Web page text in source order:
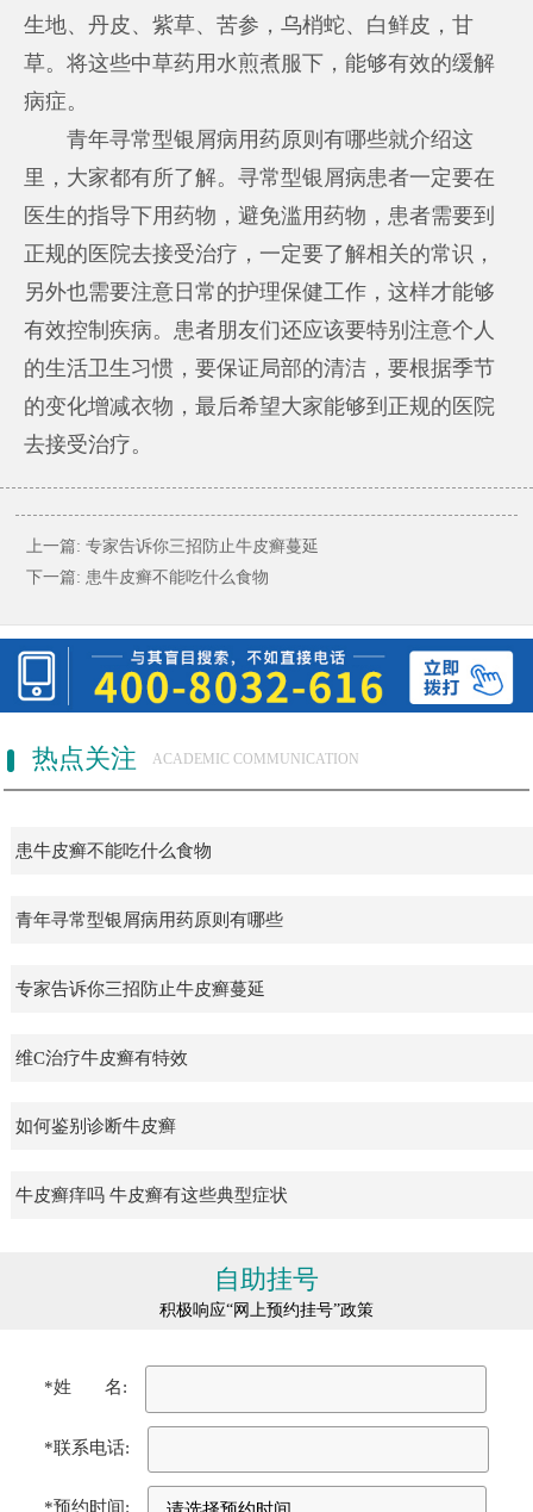
生地、丹皮、紫草、苦参，乌梢蛇、白鲜皮，甘
草。将这些中草药用水煎煮服下，能够有效的缓解
病症。
青年寻常型银屑病用药原则有哪些就介绍这
里，大家都有所了解。寻常型银屑病患者一定要在
医生的指导下用药物，避免滥用药物，患者需要到
正规的医院去接受治疗，一定要了解相关的常识，
另外也需要注意日常的护理保健工作，这样才能够
有效控制疾病。患者朋友们还应该要特别注意个人
的生活卫生习惯，要保证局部的清洁，要根据季节
的变化增减衣物，最后希望大家能够到正规的医院
去接受治疗。
上一篇: 专家告诉你三招防止牛皮癣蔓延
下一篇: 患牛皮癣不能吃什么食物
热点关注 ACADEMIC COMMUNICATION
患牛皮癣不能吃什么食物
青年寻常型银屑病用药原则有哪些
专家告诉你三招防止牛皮癣蔓延
维C治疗牛皮癣有特效
如何鉴别诊断牛皮癣
牛皮癣痒吗 牛皮癣有这些典型症状
自助挂号
积极响应“网上预约挂号”政策
*姓 名:
*联系电话:
*预约时间: